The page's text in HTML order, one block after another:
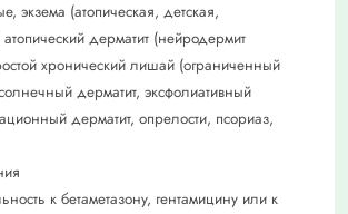
экзема (атопическая, детская,
дерматит (нейродермит
хронический лишай (ограниченный
дерматит, эксфолиативный
дерматит, опрелости, псориаз,
к бетаметазону, гентамицину или к